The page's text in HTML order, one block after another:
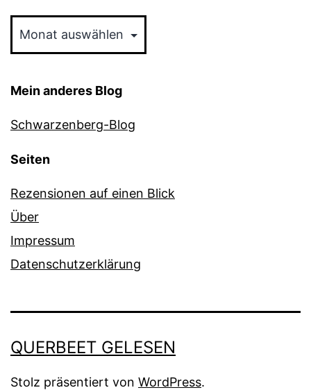
Mein anderes Blog
Schwarzenberg-Blog
Seiten
Rezensionen auf einen Blick
Über
Impressum
Datenschutzerklärung
QUERBEET GELESEN
Stolz präsentiert von WordPress.